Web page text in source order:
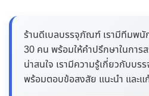
ร้านดีเบลบรรจุภัณฑ์ เรามีทีมพนั
30 คน พร้อมให้คำปรึกษาในการ
น่าสนใจ เรามีความรู้เกี่ยวกับบ
พร้อมตอบข้อสงสัย แนะนำ และ